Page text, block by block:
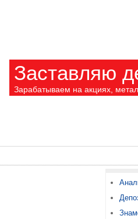
Заставляю
Зарабатываем на акциях,